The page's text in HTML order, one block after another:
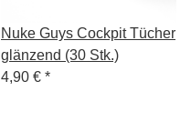
Nuke Guys Cockpit Tücher
glänzend (30 Stk.)
4,90 € *